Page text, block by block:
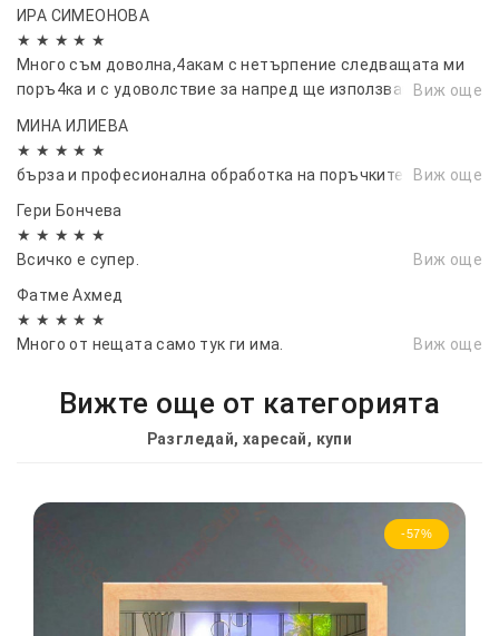
ИРА СИМЕОНОВА
★ ★ ★ ★ ★
Много съм доволна,4акам с нетърпение следващата ми
поръ4ка и с удоволствие за напред ще използвам Виж още
МИНА ИЛИЕВА
★ ★ ★ ★ ★
бърза и професионална обработка на поръчките
Виж още
Гери Бончева
★ ★ ★ ★ ★
Всичко е супер.
Виж още
Фатме Ахмед
★ ★ ★ ★ ★
Много от нещата само тук ги има.
Виж още
Вижте още от категорията
Разгледай, харесай, купи
-57%